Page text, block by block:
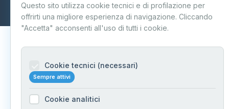
Aggiornamento quotidiano
Questo sito utilizza cookie tecnici e di profilazione per
offrirti una migliore esperienza di navigazione. Cliccando
"Accetta" acconsenti all'uso di tutti i cookie.
Cookie tecnici (necessari)
Sempre attivi
Cookie analitici